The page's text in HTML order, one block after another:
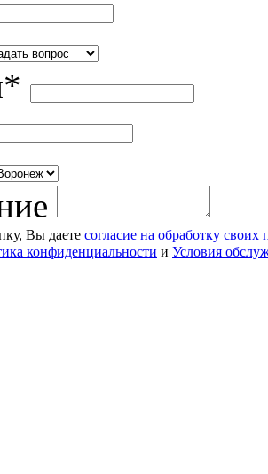
Вы даете согласие на обработку
конфиденциальности и Условия